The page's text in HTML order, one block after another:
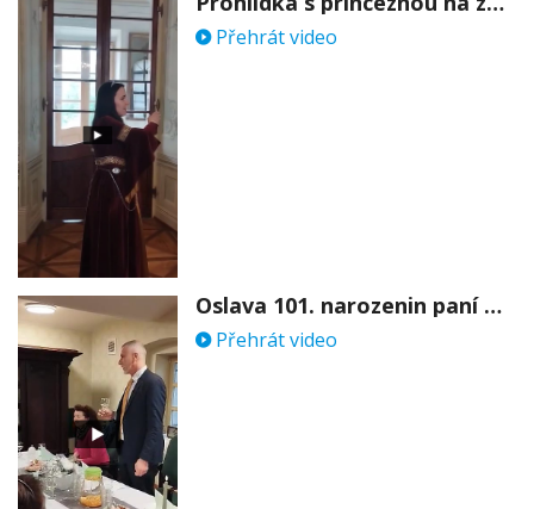
Přehrát video
Oslava 101. narozenin paní Věry Skořepové
Přehrát video